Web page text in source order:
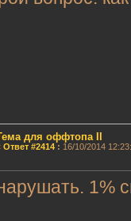
для оффтопа II
Ответ #2414: 16/10/2014
1%